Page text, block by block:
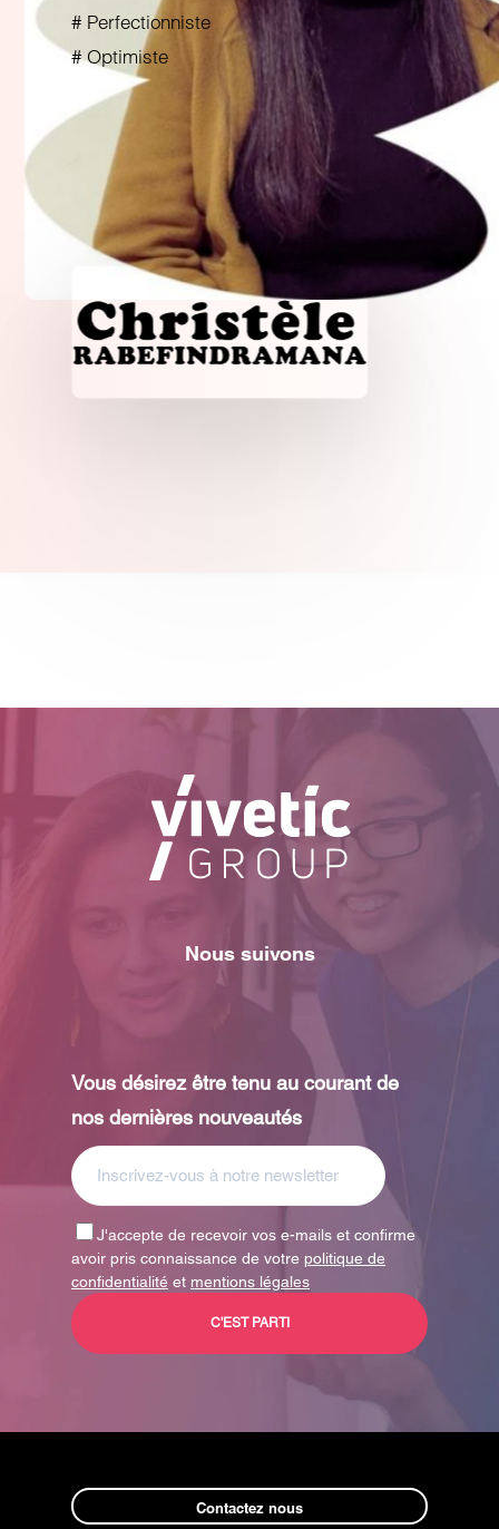
# Perfectionniste
# Optimiste
Nous suivons
Vous désirez être tenu au courant de
nos dernières nouveautés
J'accepte de recevoir vos e-mails et confirme
avoir pris connaissance de votre politique de
confidentialité et mentions légales
Contactez nous